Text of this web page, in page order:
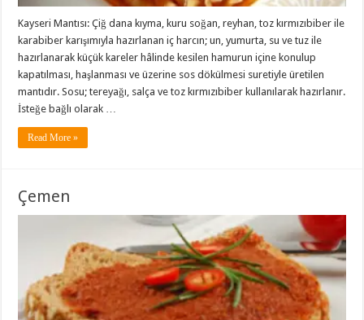
Kayseri Mantısı: Çiğ dana kıyma, kuru soğan, reyhan, toz kırmızıbiber ile
karabiber karışımıyla hazırlanan iç harcın; un, yumurta, su ve tuz ile
hazırlanarak küçük kareler hâlinde kesilen hamurun içine konulup
kapatılması, haşlanması ve üzerine sos dökülmesi suretiyle üretilen
mantıdır. Sosu; tereyağı, salça ve toz kırmızıbiber kullanılarak hazırlanır.
İsteğe bağlı olarak …
Read More »
Çemen